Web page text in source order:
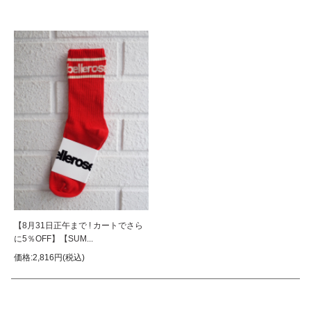
【8月31日正午まで ! カートでさら
に5％OFF】【SUM...
価格:2,816円(税込)